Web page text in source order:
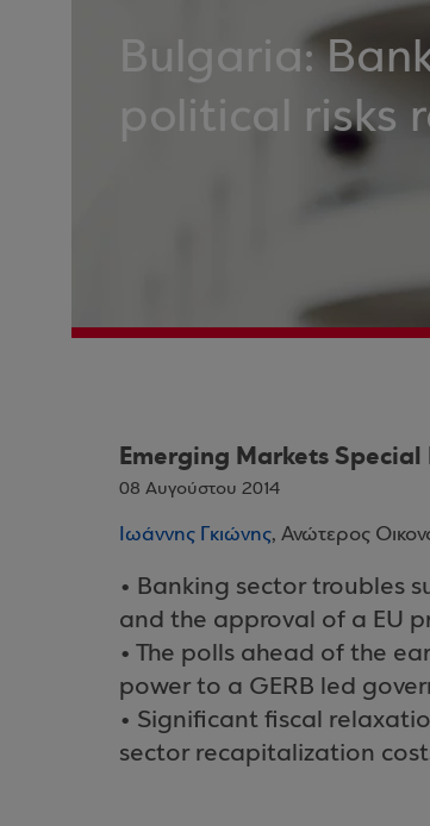
Bulgaria:
political risks
Emerging Markets Special
08 Αυγούστου 2014
Ιωάννης Γκιώνης, Ανώτερος
• Banking sector troubles
and the approval of a EU
• The polls ahead of the
power to a GERB led
• Significant fiscal
sector recapitalization